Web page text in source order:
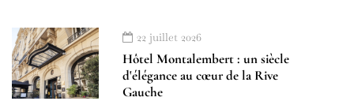
22 juillet 2026
Hôtel Montalembert : un siècle
d'élégance au cœur de la Rive
Gauche